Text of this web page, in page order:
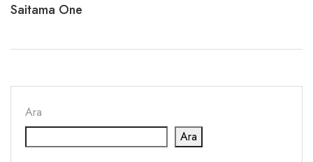
Ara
Ara
Saitama One